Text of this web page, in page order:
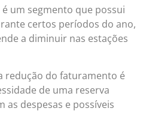
um segmento que possui
certos períodos do ano,
a diminuir nas estações
redução do faturamento é
de uma reserva
as despesas e possíveis